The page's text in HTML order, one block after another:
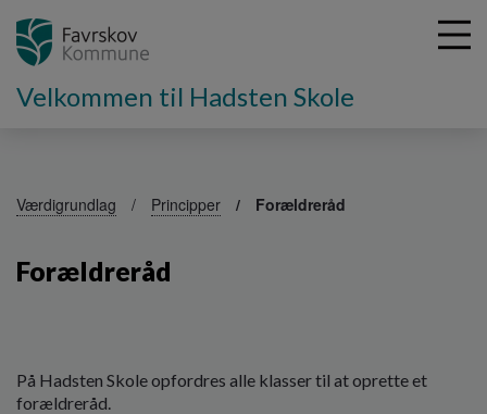
Velkommen til Hadsten Skole
Værdigrundlag Principper Forældreråd
Forældreråd
På Hadsten Skole opfordres alle klasser til at oprette et
forældreråd.